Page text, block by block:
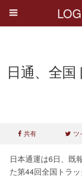
日通、全
共有 ツ
日本通運は6日、既
た第44回全国トラ